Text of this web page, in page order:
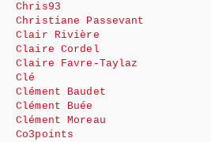
Chris93
Christiane Passevant
Clair Rivière
Claire Cordel
Claire Favre-Taylaz
Clé
Clément Baudet
Clément Buée
Clément Moreau
Co3points